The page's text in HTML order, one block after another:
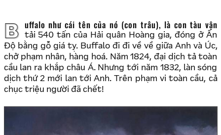
Buffalo như cái tên của nó (con trâu), là con tàu vận
tải 540 tấn của Hải quân Hoàng gia, đóng ở Ấn
Độ bằng gỗ giá tỵ. Buffalo đi đi về về giữa Anh và Úc,
chở phạm nhân, hàng hoá. Năm 1824, đại dịch tả toàn
cầu lan ra khắp châu Á. Nhưng tới năm 1832, làn sóng
dịch thứ 2 mới lan tới Anh. Trên phạm vi toàn cầu, cả
chục triệu người đã chết!